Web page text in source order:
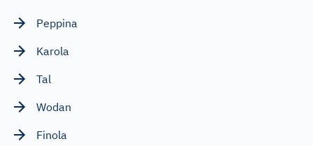
Peppina
Karola
Tal
Wodan
Finola